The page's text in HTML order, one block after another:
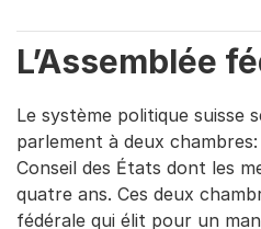
L’Assemblée
Le système politique suisse
parlement à deux
Conseil des États dont les
quatre ans. Ces deux
fédérale qui élit pour un